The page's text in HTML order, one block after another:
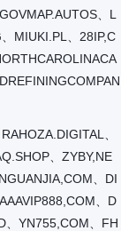
、L
MIUKI.PL、28IP,C
、
、ZYBY,NE
、DI
、D
、YN755,COM、FH